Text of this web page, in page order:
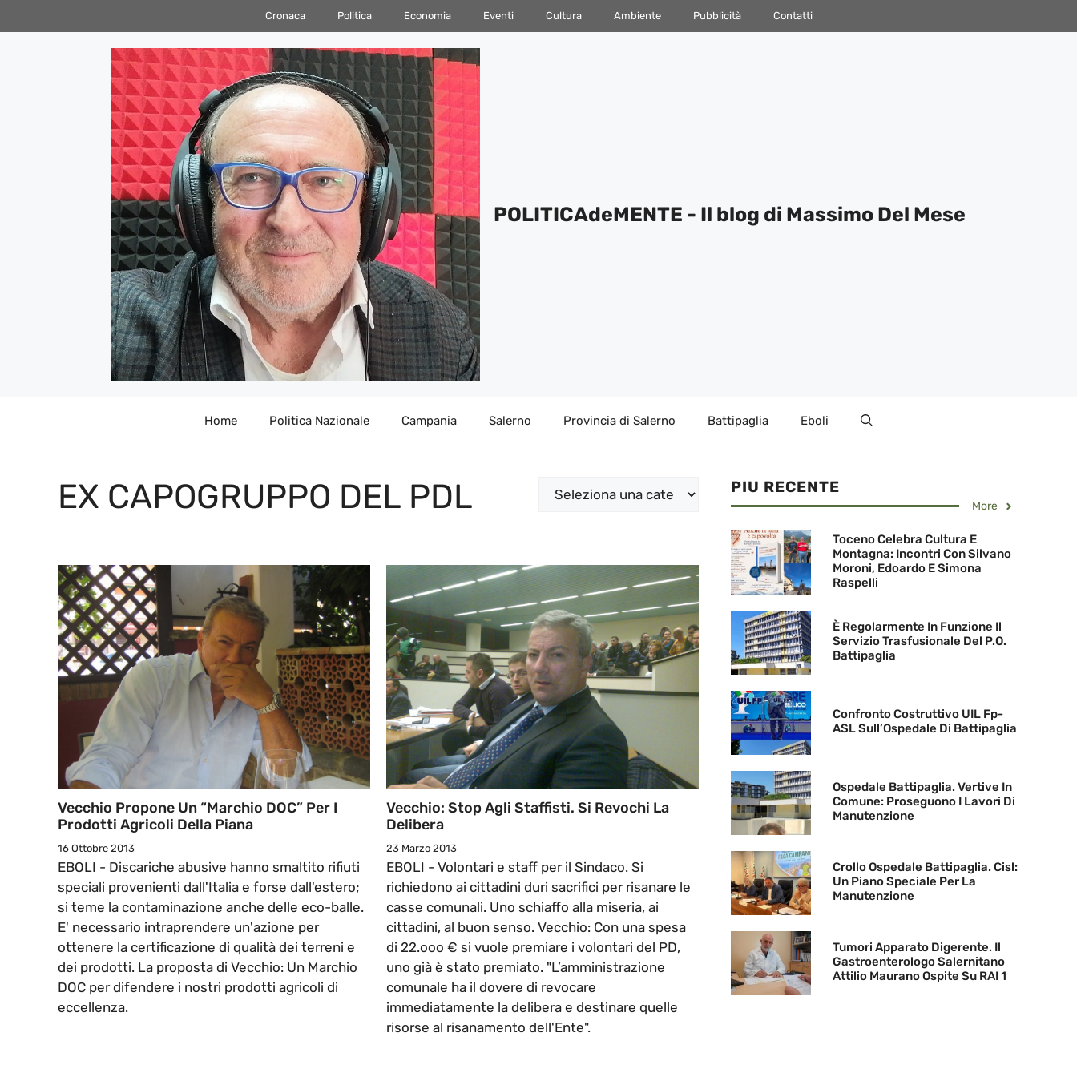
al
Cronaca Politica Economia Eventi Cultura Ambiente Pubblicità Contatti
POLITICAdeMENTE - Il blog di Massimo Del Mese
Home Politica Nazionale Campania Salerno Provincia di Salerno Battipaglia Eboli
EX CAPOGRUPPO DEL PDL Categorie
Vecchio Propone Un “Marchio DOC” Per I
Prodotti Agricoli Della Piana
16 Ottobre 2013
EBOLI - Discariche abusive hanno smaltito rifiuti
speciali provenienti dall'Italia e forse dall'estero;
si teme la contaminazione anche delle eco-balle.
E' necessario intraprendere un'azione per
ottenere la certificazione di qualità dei terreni e
dei prodotti. La proposta di Vecchio: Un Marchio
DOC per difendere i nostri prodotti agricoli di
eccellenza.
Vecchio: Stop Agli Staffisti. Si Revochi La
Delibera
23 Marzo 2013
EBOLI - Volontari e staff per il Sindaco. Si
richiedono ai cittadini duri sacrifici per risanare le
casse comunali. Uno schiaffo alla miseria, ai
cittadini, al buon senso. Vecchio: Con una spesa
di 22.ooo € si vuole premiare i volontari del PD,
uno già è stato premiato. "L’amministrazione
comunale ha il dovere di revocare
immediatamente la delibera e destinare quelle
risorse al risanamento dell'Ente".
PIU RECENTE
More
Toceno Celebra Cultura E
Montagna: Incontri Con Silvano
Moroni, Edoardo E Simona
Raspelli
È Regolarmente In Funzione Il
Servizio Trasfusionale Del P.O.
Battipaglia
Confronto Costruttivo UIL Fp-
ASL Sull’Ospedale Di Battipaglia
Ospedale Battipaglia. Vertive In
Comune: Proseguono I Lavori Di
Manutenzione
Crollo Ospedale Battipaglia. Cisl:
Un Piano Speciale Per La
Manutenzione
Tumori Apparato Digerente. Il
Gastroenterologo Salernitano
Attilio Maurano Ospite Su RAI 1